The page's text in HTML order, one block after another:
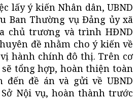
lấy ý kiến Nhân dân, UBND
Ban Thường vụ Đảng ủy xã
chủ trương và trình HĐND
đề nhằm cho ý kiến về
hành chính đô thị. Trên cơ
sẽ tổng hợp, hoàn thiện toàn
đến đề án và gửi về UBND
Sở Nội vụ, hoàn thành trước